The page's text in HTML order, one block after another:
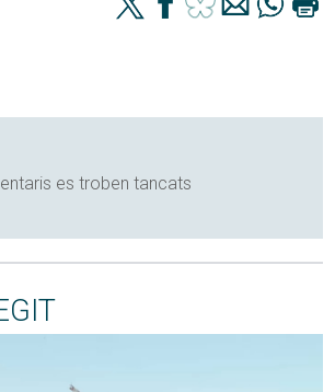
es troben tancats